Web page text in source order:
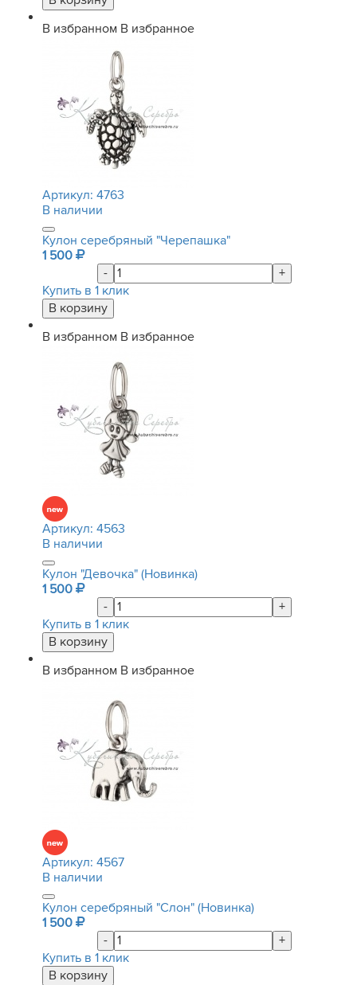
В избранном В избранное
Артикул: 4763
В наличии
Кулон серебряный "Черепашка"
1 500
-
+
Купить в 1 клик
В избранном В избранное
Артикул: 4563
В наличии
Кулон "Девочка" (Новинка)
1 500
-
+
Купить в 1 клик
В избранном В избранное
Артикул: 4567
В наличии
Кулон серебряный "Слон" (Новинка)
1 500
-
+
Купить в 1 клик